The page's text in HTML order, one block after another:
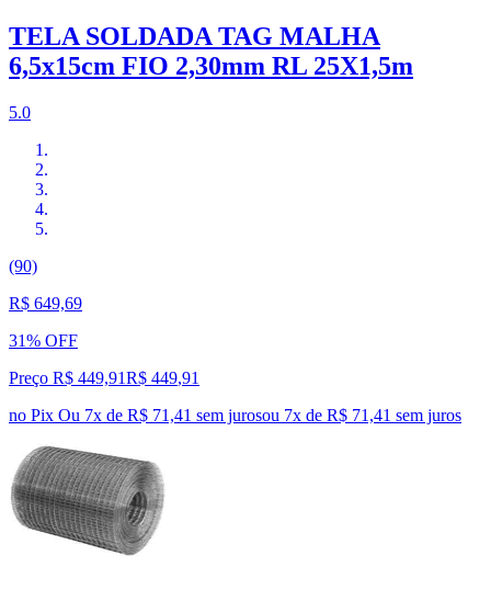
TELA SOLDADA TAG MALHA
6,5x15cm FIO 2,30mm RL 25X1,5m
5.0
(90)
R$ 649,69
31% OFF
Preço R$ 449,91R$ 449,91
no Pix Ou 7x de R$ 71,41 sem jurosou 7x de R$ 71,41 sem juros